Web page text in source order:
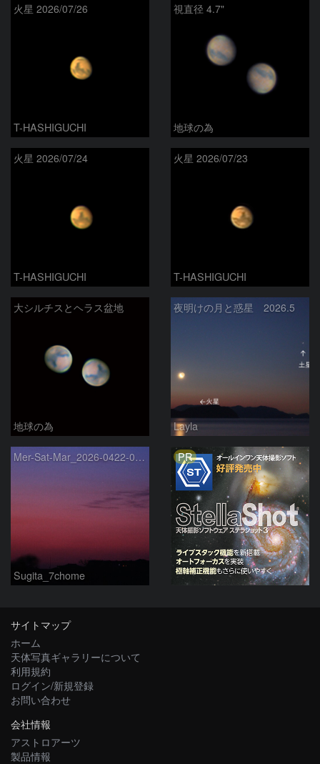
火星 2026/07/26
T-HASHIGUCHI
視直径 4.7"
地球の為
火星 2026/07/24
T-HASHIGUCHI
火星 2026/07/23
T-HASHIGUCHI
大シルチスとヘラス盆地
地球の為
夜明けの月と惑星 2026.5
Layla
Mer-Sat-Mar_2026-0422-0430
Sugita_7chome
PR
サイトマップ
ホーム
天体写真ギャラリーについて
利用規約
ログイン/新規登録
お問い合わせ
会社情報
アストロアーツ
製品情報